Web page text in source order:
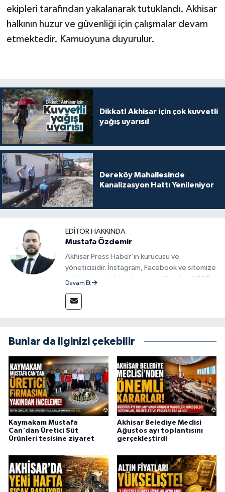
ekipleri tarafından yakalanarak tutuklandı. Akhisar
halkının huzur ve güvenliği için çalışmalar devam
etmektedir. Kamuoyuna duyurulur.
Dikkat! Akhisar için çok kuvvetli
yağış uyarısı!
Dereköy Mahallesinde
Kanalizasyon Hattı Yenileniyor
EDITÖR HAKKINDA
Mustafa Özdemir
Akhisar Press Haber'in kurucusu ve
yöneticisidir. İnstagram, Facebook ve sitemize
reklam vermek için bize ulaşabilirsiniz - 0555
Devam Et
Bunlar da ilginizi çekebilir
Kaymakam Mustafa
Can'dan Üretici Süt
Ürünleri tesisine ziyaret
Akhisar Belediye Meclisi
Ağustos ayı toplantısını
gerçekleştirdi